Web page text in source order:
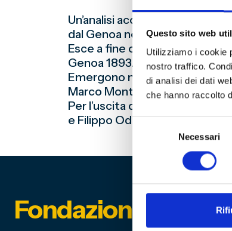
Questo sito web
Utilizziamo i cookie
nostro traffico.
di analisi dei dati
che hanno raccolto
Necessari
Un’analisi accurata di
dal Genoa nella finale contro il
Esce a fine ottobre il nuovo
Genoa 1893.
Emergono nuovi elementi
Marco Montaruli. Presto in
Per l’uscita del libro è stato
e Filippo Odone che qui vi
Fondazione Genoa